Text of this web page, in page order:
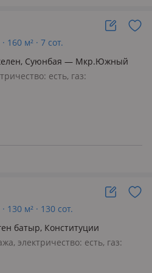
160 м² · 7 сот.
Суюнбая — Мкр.Южный
есть, газ:
130 м² · 130 сот.
батыр, Конституции
электричество: есть, газ: